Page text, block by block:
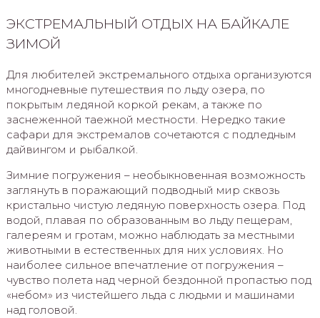
ЭКСТРЕМАЛЬНЫЙ ОТДЫХ НА БАЙКАЛЕ
ЗИМОЙ
Для любителей экстремального отдыха организуются
многодневные путешествия по льду озера, по
покрытым ледяной коркой рекам, а также по
заснеженной таежной местности. Нередко такие
сафари для экстремалов сочетаются с подледным
дайвингом и рыбалкой.
Зимние погружения – необыкновенная возможность
заглянуть в поражающий подводный мир сквозь
кристально чистую ледяную поверхность озера. Под
водой, плавая по образованным во льду пещерам,
галереям и гротам, можно наблюдать за местными
животными в естественных для них условиях. Но
наиболее сильное впечатление от погружения –
чувство полета над черной бездонной пропастью под
«небом» из чистейшего льда с людьми и машинами
над головой.